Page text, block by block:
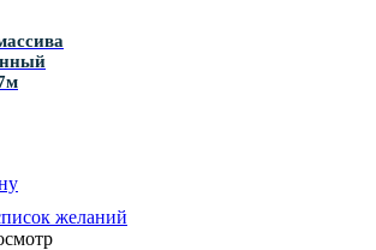
желаний